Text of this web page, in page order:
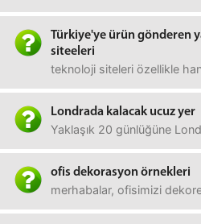
Türkiye'ye ürün gönderen
siteeleri
teknoloji siteleri özellikle
Londrada kalacak ucuz yer
Yaklaşık 20 günlüğüne
ofis dekorasyon örnekleri
merhabalar, ofisimizi